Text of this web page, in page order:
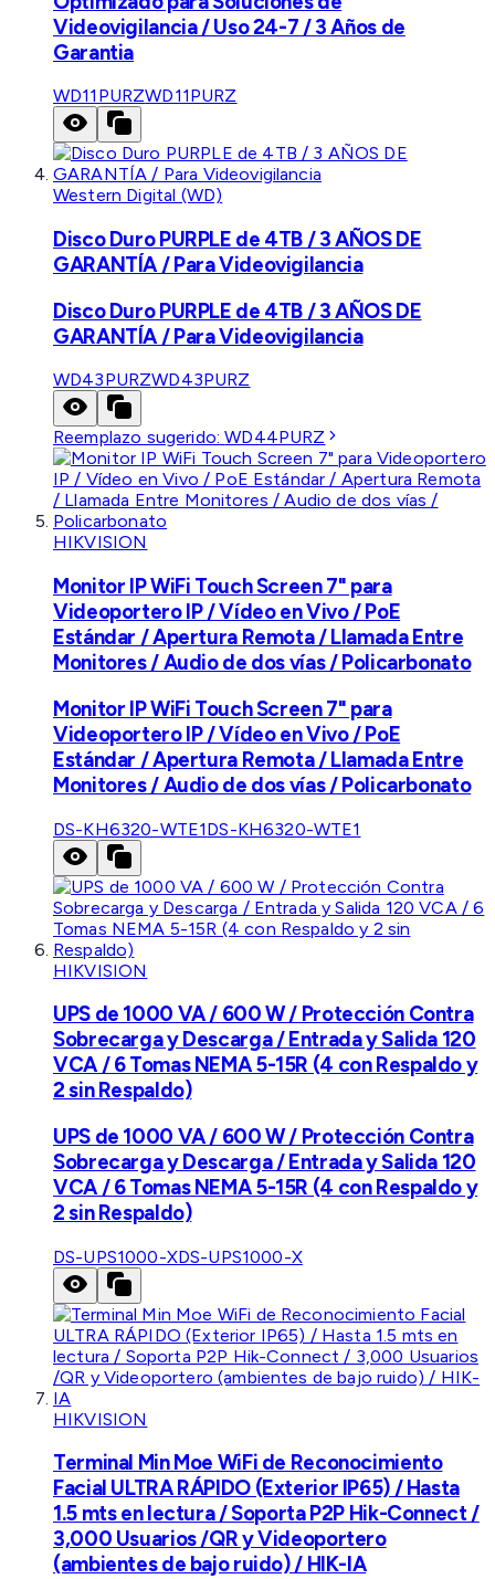
Videovigilancia / Uso 24-7 / 3 Años de
Garantia
WD11PURZWD11PURZ
Western Digital (WD)
Disco Duro PURPLE de 4TB / 3 AÑOS DE
GARANTÍA / Para Videovigilancia
Disco Duro PURPLE de 4TB / 3 AÑOS DE
GARANTÍA / Para Videovigilancia
WD43PURZWD43PURZ
Reemplazo sugerido:WD44PURZ
HIKVISION
Monitor IP WiFi Touch Screen 7" para
Videoportero IP / Vídeo en Vivo / PoE
Estándar / Apertura Remota / Llamada Entre
Monitores / Audio de dos vías / Policarbonato
Monitor IP WiFi Touch Screen 7" para
Videoportero IP / Vídeo en Vivo / PoE
Estándar / Apertura Remota / Llamada Entre
Monitores / Audio de dos vías / Policarbonato
DS-KH6320-WTE1DS-KH6320-WTE1
HIKVISION
UPS de 1000 VA / 600 W / Protección Contra
Sobrecarga y Descarga / Entrada y Salida 120
VCA / 6 Tomas NEMA 5-15R (4 con Respaldo y
2 sin Respaldo)
UPS de 1000 VA / 600 W / Protección Contra
Sobrecarga y Descarga / Entrada y Salida 120
VCA / 6 Tomas NEMA 5-15R (4 con Respaldo y
2 sin Respaldo)
DS-UPS1000-XDS-UPS1000-X
HIKVISION
Terminal Min Moe WiFi de Reconocimiento
Facial ULTRA RÁPIDO (Exterior IP65) / Hasta
1.5 mts en lectura / Soporta P2P Hik-Connect /
3,000 Usuarios /QR y Videoportero
(ambientes de bajo ruido) / HIK-IA